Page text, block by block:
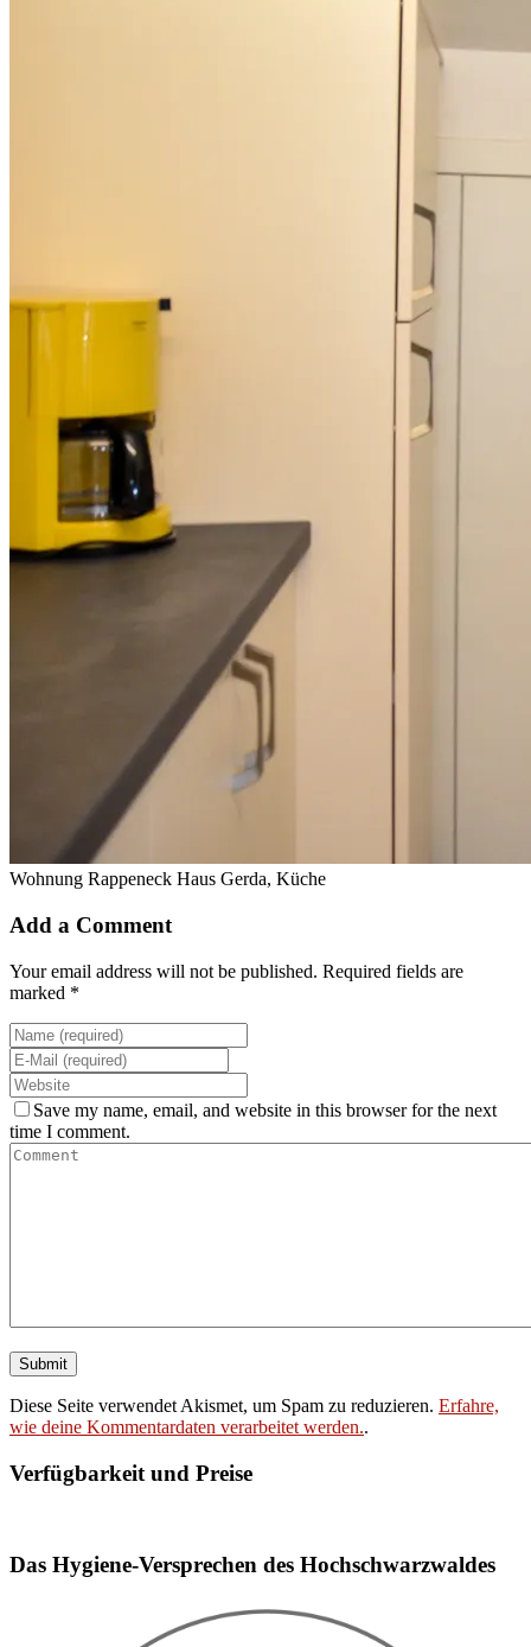
Wohnung Rappeneck Haus Gerda, Küche
Add a Comment
Your email address will not be published. Required fields are
marked *
Save my name, email, and website in this browser for the next
time I comment.
Diese Seite verwendet Akismet, um Spam zu reduzieren. Erfahre,
wie deine Kommentardaten verarbeitet werden..
Verfügbarkeit und Preise
Das Hygiene-Versprechen des Hochschwarzwaldes